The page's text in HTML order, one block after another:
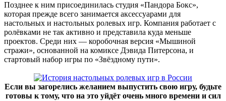
Позднее к ним присоединилась студия «Пандора Бокс»,
которая прежде всего занимается аксессуарами для
настольных и настольных ролевых игр. Компания работает с
ролёвками не так активно и представила куда меньше
проектов. Среди них — коробочная версия «Мышиной
стражи», основанной на комиксе Дэвида Питерсона, и
стартовый набор игры по «Звёздному пути».
Если вы загорелись желанием выпустить свою игру, будьте
готовы к тому, что на это уйдёт очень много времени и сил